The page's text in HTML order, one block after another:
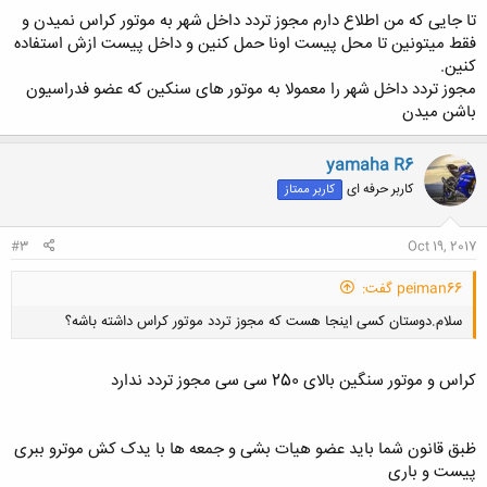
تا جایی که من اطلاع دارم مجوز تردد داخل شهر به موتور کراس نمیدن و
فقط میتونین تا محل پیست اونا حمل کنین و داخل پیست ازش استفاده
کنین.
مجوز تردد داخل شهر را معمولا به موتور های سنکین که عضو فدراسیون
باشن میدن
yamaha R6
کاربر حرفه ای کاربر ممتاز
Oct 19, 2017
#3
peiman66 گفت:
سلام.دوستان کسی اینجا هست که مجوز تردد موتور کراس داشته باشه؟
کلیک کنید تا باز شود...
کراس و موتور سنگین بالای 250 سی سی مجوز تردد ندارد
ظبق قانون شما باید عضو هیات بشی و جمعه ها با یدک کش موترو ببری
پیست و باری